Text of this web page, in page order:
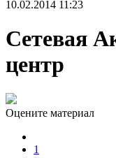
10.02.2014 11:23
Сетевая
центр
Оцените материал
1